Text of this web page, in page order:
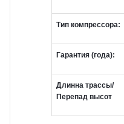
Тип компрессора:
Гарантия (года):
Длинна трассы/
Перепад высот